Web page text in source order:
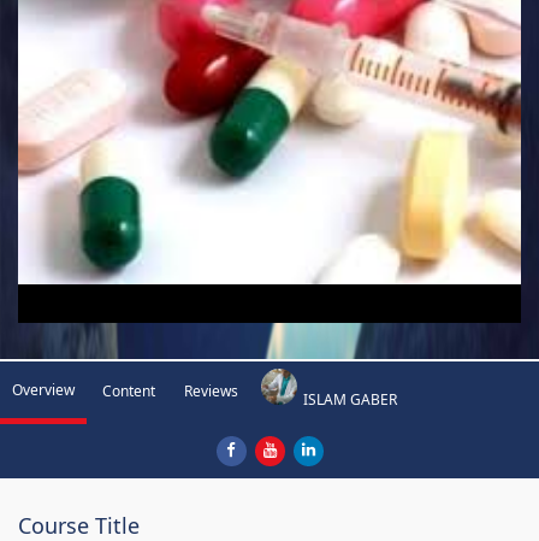
Overview Content Reviews ISLAM GABER
Course Title